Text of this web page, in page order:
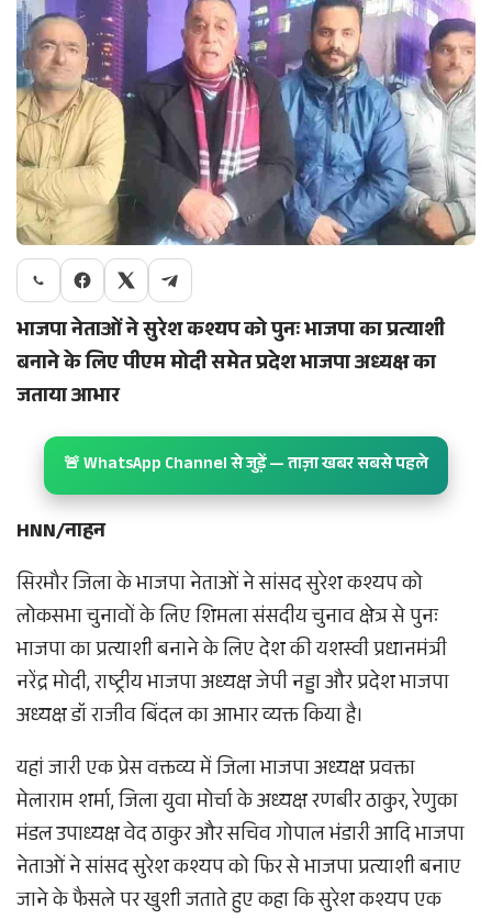
भाजपा नेताओं ने सुरेश कश्यप को पुनः भाजपा का प्रत्याशी
बनाने के लिए पीएम मोदी समेत प्रदेश भाजपा अध्यक्ष का
जताया आभार
🚨 WhatsApp Channel से जुड़ें — ताज़ा खबर सबसे पहले
HNN/नाहन
सिरमौर जिला के भाजपा नेताओं ने सांसद सुरेश कश्यप को
लोकसभा चुनावों के लिए शिमला संसदीय चुनाव क्षेत्र से पुनः
भाजपा का प्रत्याशी बनाने के लिए देश की यशस्वी प्रधानमंत्री
नरेंद्र मोदी, राष्ट्रीय भाजपा अध्यक्ष जेपी नड्डा और प्रदेश भाजपा
अध्यक्ष डॉ राजीव बिंदल का आभार व्यक्त किया है।
यहां जारी एक प्रेस वक्तव्य में जिला भाजपा अध्यक्ष प्रवक्ता
मेलाराम शर्मा, जिला युवा मोर्चा के अध्यक्ष रणबीर ठाकुर, रेणुका
मंडल उपाध्यक्ष वेद ठाकुर और सचिव गोपाल भंडारी आदि भाजपा
नेताओं ने सांसद सुरेश कश्यप को फिर से भाजपा प्रत्याशी बनाए
जाने के फैसले पर खुशी जताते हुए कहा कि सुरेश कश्यप एक